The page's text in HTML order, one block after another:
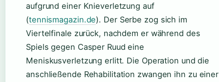
aufgrund einer Knieverletzung auf
(tennismagazin.de). Der Serbe zog sich im
Viertelfinale zurück, nachdem er während des
Spiels gegen Casper Ruud eine
Meniskusverletzung erlitt. Die Operation und die
anschließende Rehabilitation zwangen ihn zu einer